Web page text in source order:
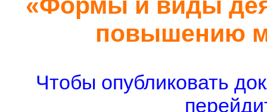
повышению
Чтобы опубликовать